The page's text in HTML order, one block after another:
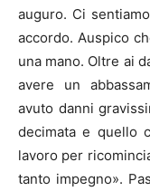
auguro. Ci
accordo. Auspico
una mano. Oltre ai
avere un
avuto danni
decimata e quello
lavoro per
tanto impegno».